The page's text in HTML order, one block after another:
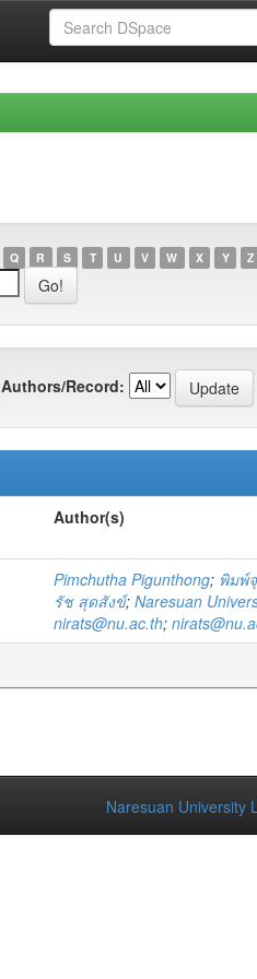
Q R S T U V W X Y Z
Authors/Record:
Author(s)
Pimchutha Pigunthong; พิมพ์
รัช สุดสังข์; Naresuan
nirats@nu.ac.th;
Naresuan University